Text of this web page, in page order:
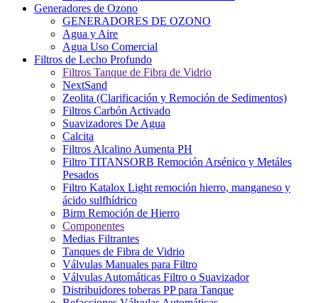
Generadores de Ozono
GENERADORES DE OZONO
Agua y Aire
Agua Uso Comercial
Filtros de Lecho Profundo
Filtros Tanque de Fibra de Vidrio
NextSand
Zeolita (Clarificación y Remoción de Sedimentos)
Filtros Carbón Activado
Suavizadores De Agua
Calcita
Filtros Alcalino Aumenta PH
Filtro TITANSORB Remoción Arsénico y Metáles
Pesados
Filtro Katalox Light remoción hierro, manganeso y
ácido sulfhídrico
Birm Remoción de Hierro
Componentes
Medias Filtrantes
Tanques de Fibra de Vidrio
Válvulas Manuales para Filtro
Válvulas Automáticas Filtro o Suavizador
Distribuidores toberas PP para Tanque